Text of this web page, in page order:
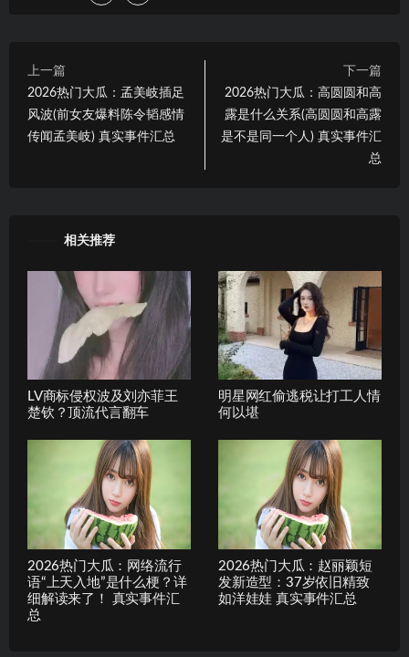
上一篇
2026热门大瓜：孟美岐插足
风波(前女友爆料陈令韬感情
传闻孟美岐) 真实事件汇总
下一篇
2026热门大瓜：高圆圆和高
露是什么关系(高圆圆和高露
是不是同一个人) 真实事件汇
总
相关推荐
LV商标侵权波及刘亦菲王
楚钦？顶流代言翻车
明星网红偷逃税让打工人情
何以堪
2026热门大瓜：网络流行
语“上天入地”是什么梗？详
细解读来了！ 真实事件汇
总
2026热门大瓜：赵丽颖短
发新造型：37岁依旧精致
如洋娃娃 真实事件汇总